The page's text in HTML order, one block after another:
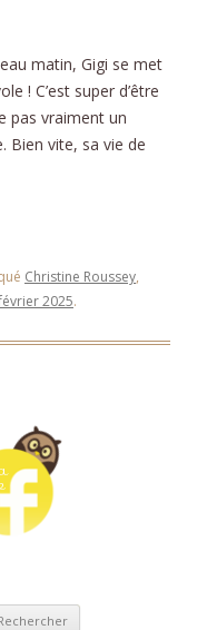
matin, Gigi se met
! C’est super d’être
pas vraiment un
Bien vite, sa vie de
Christine Roussey,
2025.